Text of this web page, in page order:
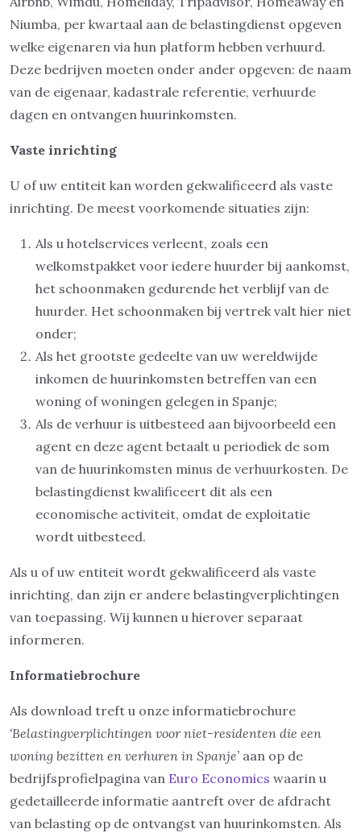
Niumba, per kwartaal aan de belastingdienst opgeven
welke eigenaren via hun platform hebben verhuurd.
Deze bedrijven moeten onder ander opgeven: de naam
van de eigenaar, kadastrale referentie, verhuurde
dagen en ontvangen huurinkomsten.
Vaste inrichting
U of uw entiteit kan worden gekwalificeerd als vaste
inrichting. De meest voorkomende situaties zijn:
Als u hotelservices verleent, zoals een
welkomstpakket voor iedere huurder bij aankomst,
het schoonmaken gedurende het verblijf van de
huurder. Het schoonmaken bij vertrek valt hier niet
onder;
Als het grootste gedeelte van uw wereldwijde
inkomen de huurinkomsten betreffen van een
woning of woningen gelegen in Spanje;
Als de verhuur is uitbesteed aan bijvoorbeeld een
agent en deze agent betaalt u periodiek de som
van de huurinkomsten minus de verhuurkosten. De
belastingdienst kwalificeert dit als een
economische activiteit, omdat de exploitatie
wordt uitbesteed.
Als u of uw entiteit wordt gekwalificeerd als vaste
inrichting, dan zijn er andere belastingverplichtingen
van toepassing. Wij kunnen u hierover separaat
informeren.
Informatiebrochure
Als download treft u onze informatiebrochure
‘Belastingverplichtingen voor niet-residenten die een
woning bezitten en verhuren in Spanje’ aan op de
bedrijfsprofielpagina van Euro Economics waarin u
gedetailleerde informatie aantreft over de afdracht
van belasting op de ontvangst van huurinkomsten. Als